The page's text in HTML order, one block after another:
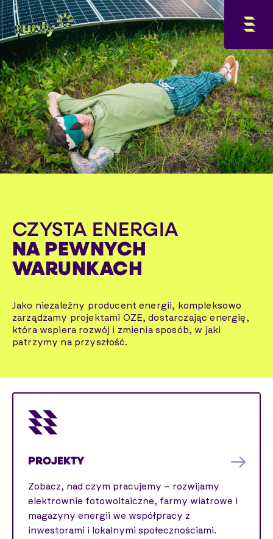
CZYSTA ENERGIA
NA PEWNYCH
WARUNKACH
Jako niezależny producent energii, kompleksowo
zarządzamy projektami OZE, dostarczając energię,
która wspiera rozwój i zmienia sposób, w jaki
patrzymy na przyszłość.
PROJEKTY
Zobacz, nad czym pracujemy – rozwijamy
elektrownie fotowoltaiczne, farmy wiatrowe i
magazyny energii we współpracy z
inwestorami i lokalnymi społecznościami.